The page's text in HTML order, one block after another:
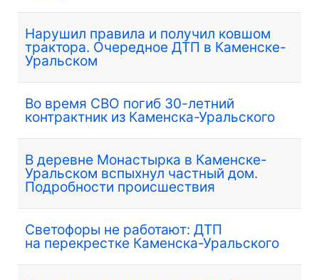
Нарушил правила и получил ковшом
трактора. Очередное ДТП в Каменске-
Уральском
Во время СВО погиб 30-летний
контрактник из Каменска-Уральского
В деревне Монастырка в Каменске-
Уральском вспыхнул частный дом.
Подробности происшествия
Светофоры не работают: ДТП
на перекрестке Каменска-Уральского